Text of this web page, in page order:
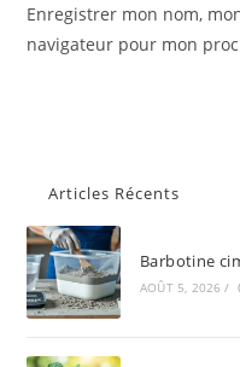
Enregistrer mon nom,
navigateur pour mon
Articles Récents
Barbotine
AOÛT 5, 2026 /